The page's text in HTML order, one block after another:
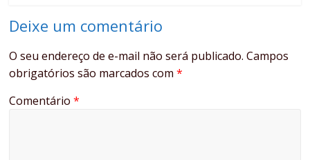
Deixe um comentário
O seu endereço de e-mail não será publicado. Campos
obrigatórios são marcados com*
Comentário*